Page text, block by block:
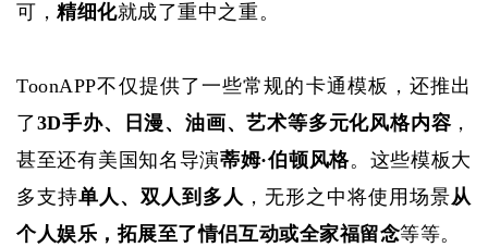
可，精细化就成了重中之重。
ToonAPP不仅提供了一些常规的卡通模板，还推出
了3D手办、日漫、油画、艺术等多元化风格内容 ，
甚至还有美国知名导演蒂姆·伯顿风格。这些模板大
多支持单人、双人到多人 ，无形之中将使用场景从
个人娱乐，拓展至了情侣互动或全家福留念等等。